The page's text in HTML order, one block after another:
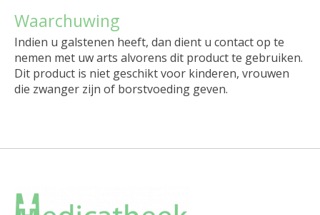
Waarchuwing
Indien u galstenen heeft, dan dient u contact op te
nemen met uw arts alvorens dit product te gebruiken.
Dit product is niet geschikt voor kinderen, vrouwen
die zwanger zijn of borstvoeding geven.